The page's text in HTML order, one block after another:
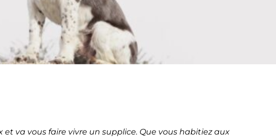
va vous faire vivre un supplice. Que vous habitiez aux